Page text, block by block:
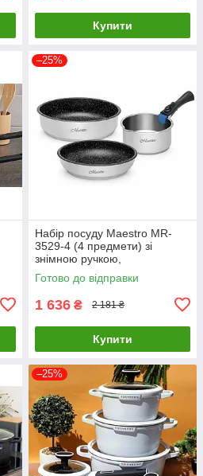
Купити
–25%
Набір посуду Maestro MR-
3529-4 (4 предмети) зі
знімною ручкою,
антипригарне покриття, для
всіх типів плит
Готово до відправки
1 636 ₴ 2 181 ₴
Купити
–25%